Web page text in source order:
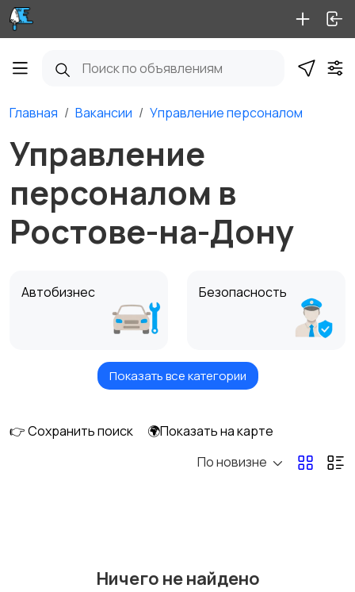
Главная Вакансии Управление персоналом
Управление
персоналом в
Ростове-на-Дону
Автобизнес Безопасность
Бытовые услуги и
Высший менеджмент
Показать все категории
👉 Сохранить поиск
🌍Показать на карте
По новизне
Ничего не найдено